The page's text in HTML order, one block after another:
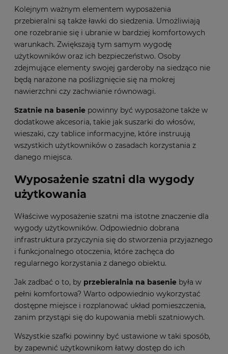
Kolejnym ważnym elementem wyposażenia
przebieralni są także ławki do siedzenia. Umożliwiają
one rozebranie się i ubranie w bardziej komfortowych
warunkach. Zwiększają tym samym wygodę
użytkowników oraz ich bezpieczeństwo. Osoby
zdejmujące elementy swojej garderoby na siedząco nie
będą narażone na poślizgnięcie się na mokrej
nawierzchni czy zachwianie równowagi.
Szatnie na basenie powinny być wyposażone także w
dodatkowe akcesoria, takie jak suszarki do włosów,
wieszaki, czy tablice informacyjne, które instruują
wszystkich użytkowników o zasadach korzystania z
danego miejsca.
Wyposażenie szatni dla wygody
użytkowania
Właściwe wyposażenie szatni ma istotne znaczenie dla
wygody użytkowników. Odpowiednio dobrana
infrastruktura przyczynia się do stworzenia przyjaznego
i funkcjonalnego otoczenia, które zachęca do
regularnego korzystania z danego obiektu.
Jak zadbać o to, by przebieralnia na basenie była w
pełni komfortowa? Warto odpowiednio wykorzystać
dostępne miejsce i rozplanować układ pomieszczenia,
zanim przystąpi się do kupowania mebli szatniowych.
Wszystkie szafki powinny być ustawione w taki sposób,
by zapewnić użytkownikom łatwy dostęp do ich